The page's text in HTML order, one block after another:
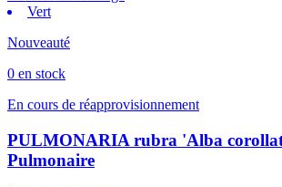
Vert
Nouveauté
0 en stock
En cours de réapprovisionnement
PULMONARIA rubra 'Alba
Pulmonaire